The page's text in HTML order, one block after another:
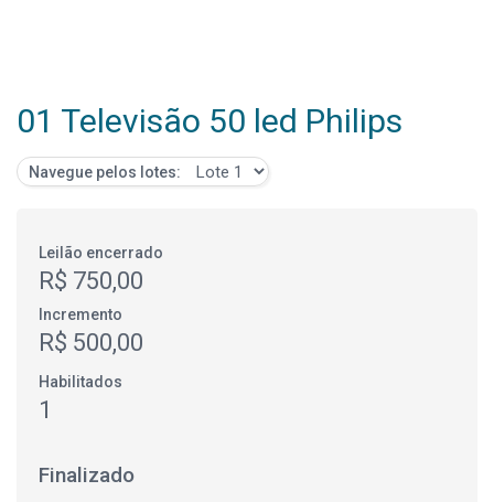
01 Televisão 50 led Philips
Navegue pelos lotes:
Leilão encerrado
R$ 750,00
Incremento
R$ 500,00
Habilitados
1
Finalizado